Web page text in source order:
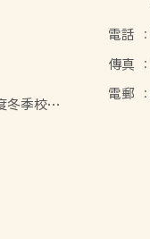
冬季校服
電話 :
傳真 :
電郵 :